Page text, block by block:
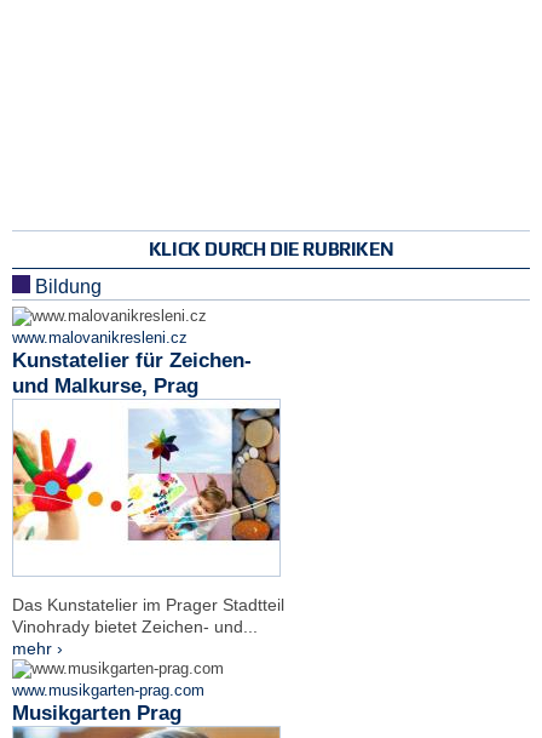
KLICK DURCH DIE RUBRIKEN
Bildung
www.malovanikresleni.cz
Kunstatelier für Zeichen-
und Malkurse, Prag
Das Kunstatelier im Prager Stadtteil
Vinohrady bietet Zeichen- und...
mehr ›
www.musikgarten-prag.com
Musikgarten Prag